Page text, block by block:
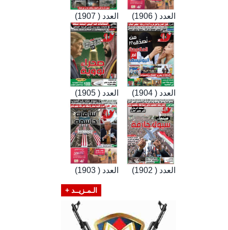
العدد ( 1907) العدد ( 1906)
العدد ( 1905) العدد ( 1904)
العدد ( 1903) العدد ( 1902)
الـمـزيــد +